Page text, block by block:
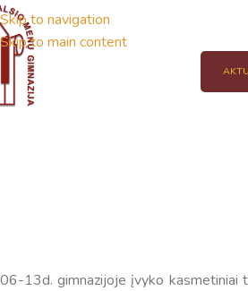
Skip to navigation
Skip to main content
06-13d. gimnazijoje įvyko kasmetiniai